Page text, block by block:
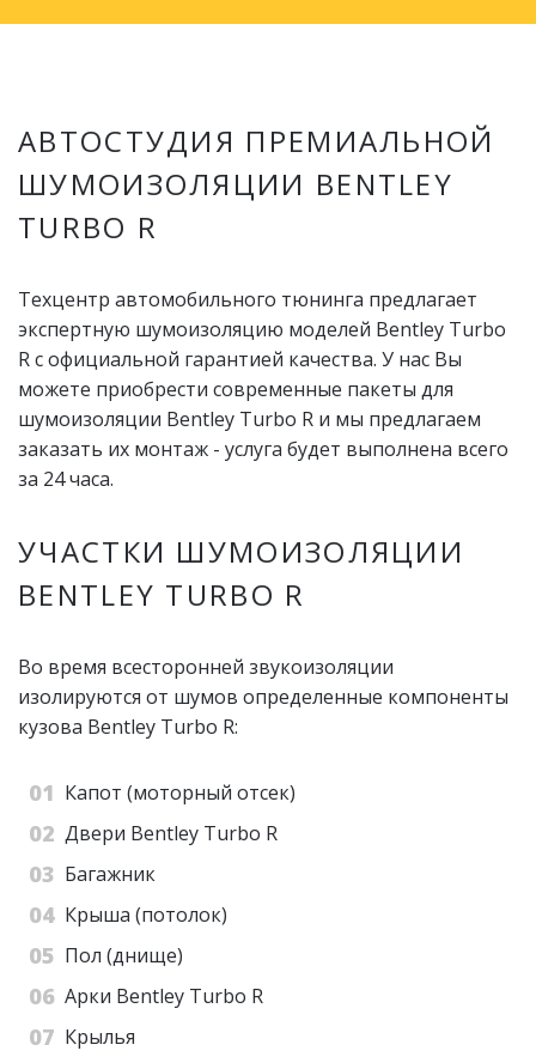
АВТОСТУДИЯ ПРЕМИАЛЬНОЙ
ШУМОИЗОЛЯЦИИ BENTLEY
TURBO R
Техцентр автомобильного тюнинга предлагает
экспертную шумоизоляцию моделей Bentley Turbo
R с официальной гарантией качества. У нас Вы
можете приобрести современные пакеты для
шумоизоляции Bentley Turbo R и мы предлагаем
заказать их монтаж - услуга будет выполнена всего
за 24 часа.
УЧАСТКИ ШУМОИЗОЛЯЦИИ
BENTLEY TURBO R
Во время всесторонней звукоизоляции
изолируются от шумов определенные компоненты
кузова Bentley Turbo R:
Капот (моторный отсек)
Двери Bentley Turbo R
Багажник
Крыша (потолок)
Пол (днище)
Арки Bentley Turbo R
Крылья